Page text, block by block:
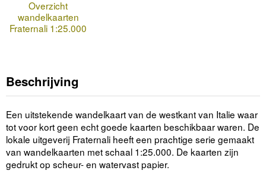
Overzicht
wandelkaarten
Fraternali 1:25.000
Beschrijving
Een uitstekende wandelkaart van de westkant van Italie waar
tot voor kort geen echt goede kaarten beschikbaar waren. De
lokale uitgeverij Fraternali heeft een prachtige serie gemaakt
van wandelkaarten met schaal 1:25.000. De kaarten zijn
gedrukt op scheur- en watervast papier.